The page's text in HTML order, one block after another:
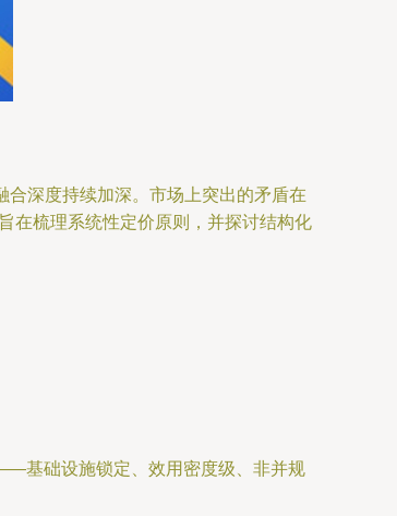
深度持续加深。市场上突出的矛盾在
在梳理系统性定价原则，并探讨结构化
基础设施锁定、效用密度级、非并规